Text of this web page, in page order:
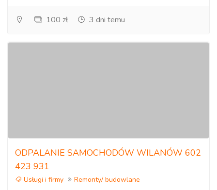
100 zł 3 dni temu
ODPALANIE SAMOCHODÓW WILANÓW 602
423 931
Usługi i firmy
Remonty/ budowlane